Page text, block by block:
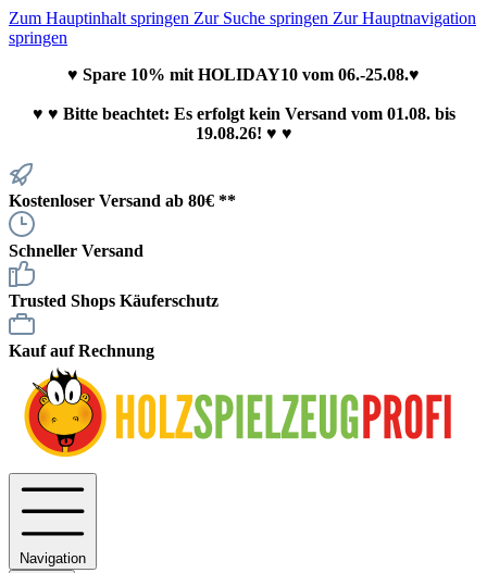
Zum Hauptinhalt springen Zur Suche springen Zur Hauptnavigation
springen
♥ Spare 10% mit HOLIDAY10 vom 06.-25.08.♥
♥ ♥ Bitte beachtet: Es erfolgt kein Versand vom 01.08. bis
19.08.26! ♥ ♥
Kostenloser Versand ab 80€ **
Schneller Versand
Trusted Shops Käuferschutz
Kauf auf Rechnung
Navigation